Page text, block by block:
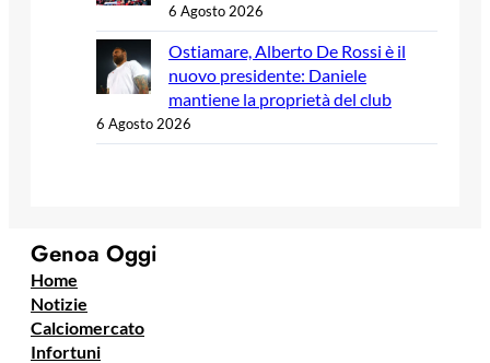
6 Agosto 2026
Ostiamare, Alberto De Rossi è il
nuovo presidente: Daniele
mantiene la proprietà del club
6 Agosto 2026
Genoa Oggi
Home
Notizie
Calciomercato
Infortuni